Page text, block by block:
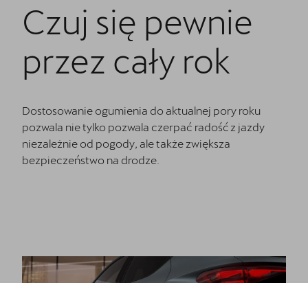
Czuj się pewnie
przez cały rok
Dostosowanie ogumienia do aktualnej pory roku
pozwala nie tylko pozwala czerpać radość z jazdy
niezależnie od pogody, ale także zwiększa
bezpieczeństwo na drodze.